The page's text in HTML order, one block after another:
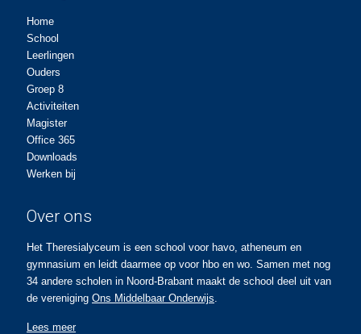
Home
School
Leerlingen
Ouders
Groep 8
Activiteiten
Magister
Office 365
Downloads
Werken bij
Over ons
Het Theresialyceum is een school voor havo, atheneum en
gymnasium en leidt daarmee op voor hbo en wo. Samen met nog
34 andere scholen in Noord-Brabant maakt de school deel uit van
de vereniging Ons Middelbaar Onderwijs
Lees meer